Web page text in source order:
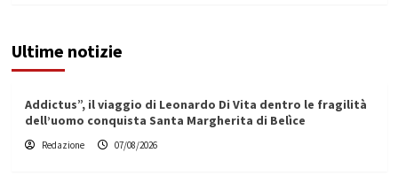
Ultime notizie
Addictus”, il viaggio di Leonardo Di Vita dentro le fragilità
dell’uomo conquista Santa Margherita di Belìce
Redazione 07/08/2026